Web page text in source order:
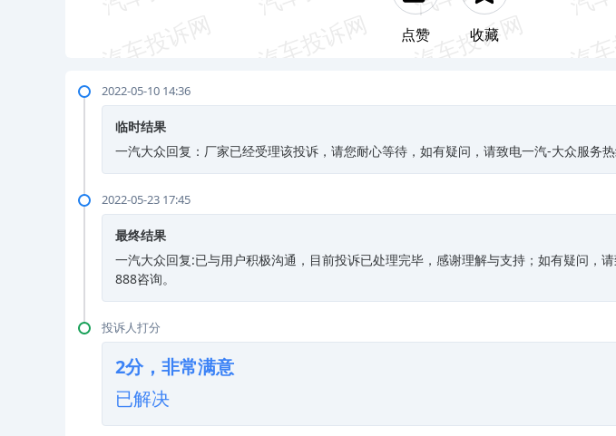
点赞 收藏
2022-05-10 14:36
临时结果
一汽大众回复：厂家已经受理该投诉，请您耐心等待，如有疑问，请致电一汽-大众服务
2022-05-23 17:45
最终结果
一汽大众回复:已与用户积极沟通，目前投诉已处理完毕，感谢理解与支持；如有疑问，
888咨询。
投诉人打分
2分，非常满意
已解决